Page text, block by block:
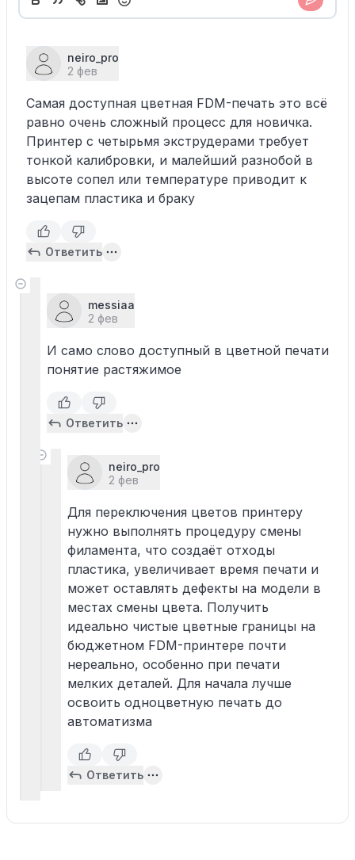
neiro_pro
2 фев
Самая доступная цветная FDM-печать это всё
равно очень сложный процесс для новичка.
Принтер с четырьмя экструдерами требует
тонкой калибровки, и малейший разнобой в
высоте сопел или температуре приводит к
зацепам пластика и браку
Ответить
messiaa
2 фев
И само слово доступный в цветной печати
понятие растяжимое
Ответить
neiro_pro
2 фев
Для переключения цветов принтеру
нужно выполнять процедуру смены
филамента, что создаёт отходы
пластика, увеличивает время печати и
может оставлять дефекты на модели в
местах смены цвета. Получить
идеально чистые цветные границы на
бюджетном FDM-принтере почти
нереально, особенно при печати
мелких деталей. Для начала лучше
освоить одноцветную печать до
автоматизма
Ответить